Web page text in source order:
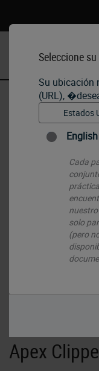
Seleccione
Su ubicación
(URL),
English
Cada
solo
(pero
Histology
Apex Clipped Corner
Apex